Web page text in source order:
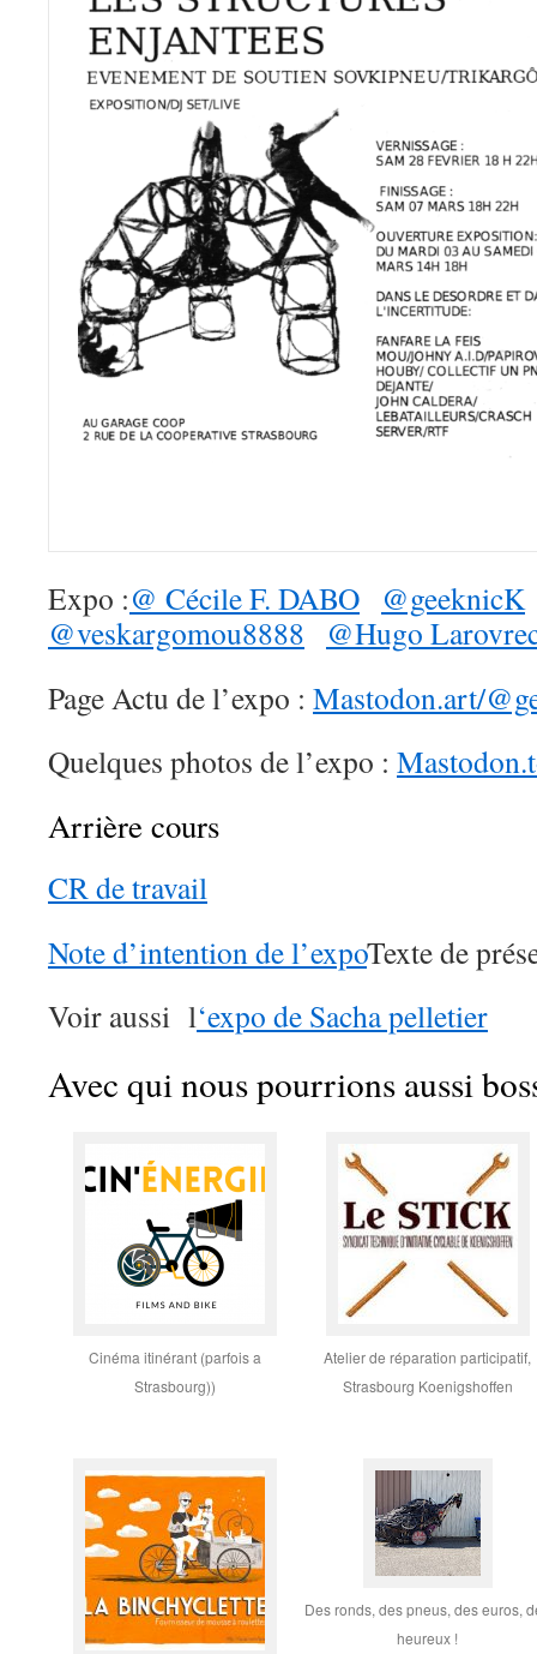
Expo :@ Cécile F. DABO
@geeknicK
@veskargomou8888
@Hugo
Page Actu de l’expo : Mastodon.art/
Quelques photos de l’expo :
Arrière cours
CR de travail
Note d’intention de l’expoTexte de
Voir aussi l‘expo de Sacha pelletier
Avec qui nous pourrions aussi
Cinéma itinérant (parfois a
Strasbourg))
Atelier de réparation participatif,
Strasbourg Koenigshoffen
Des ronds, des pneus, des euros,
heureux !